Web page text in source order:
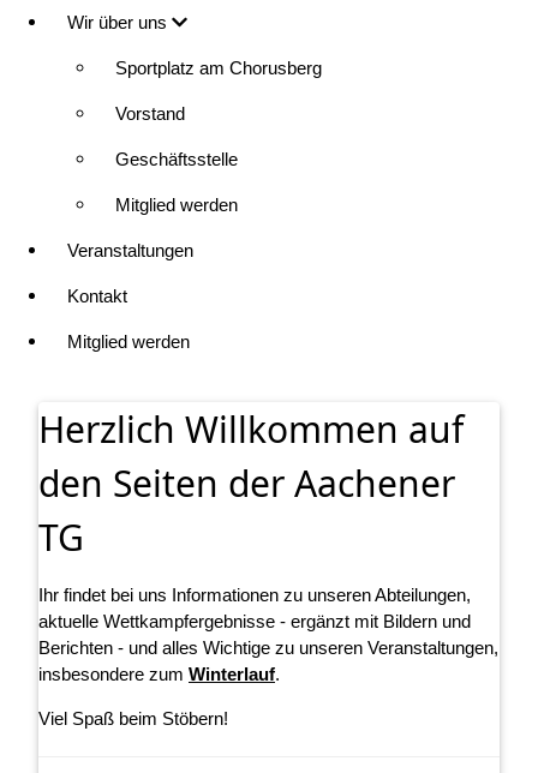
Wir über uns
Sportplatz am Chorusberg
Vorstand
Geschäftsstelle
Mitglied werden
Veranstaltungen
Kontakt
Mitglied werden
Herzlich Willkommen auf
den Seiten der Aachener
TG
Ihr findet bei uns Informationen zu unseren Abteilungen,
aktuelle Wettkampfergebnisse - ergänzt mit Bildern und
Berichten - und alles Wichtige zu unseren Veranstaltungen,
insbesondere zum Winterlauf.
Viel Spaß beim Stöbern!